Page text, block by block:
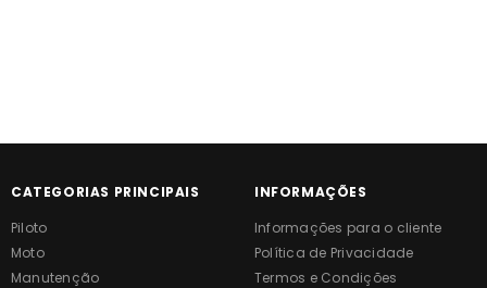
CATEGORIAS PRINCIPAIS
Piloto
Moto
Manutenção
INFORMAÇÕES
Informações para o cliente
Política de Privacidade
Termos e Condições